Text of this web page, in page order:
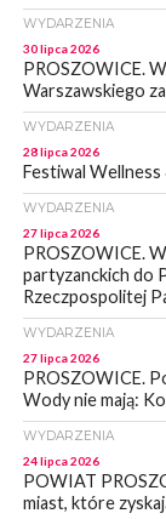
WYDARZENIA
30 lipca 2026
PROSZOWICE.
Warszawskiego
WYDARZENIA
28 lipca 2026
Festiwal
WYDARZENIA
27 lipca 2026
PROSZOWICE.
partyzanckich do
Rzeczpospolitej
WYDARZENIA
27 lipca 2026
PROSZOWICE.
Wody nie mają:
WYDARZENIA
24 lipca 2026
POWIAT
miast, które